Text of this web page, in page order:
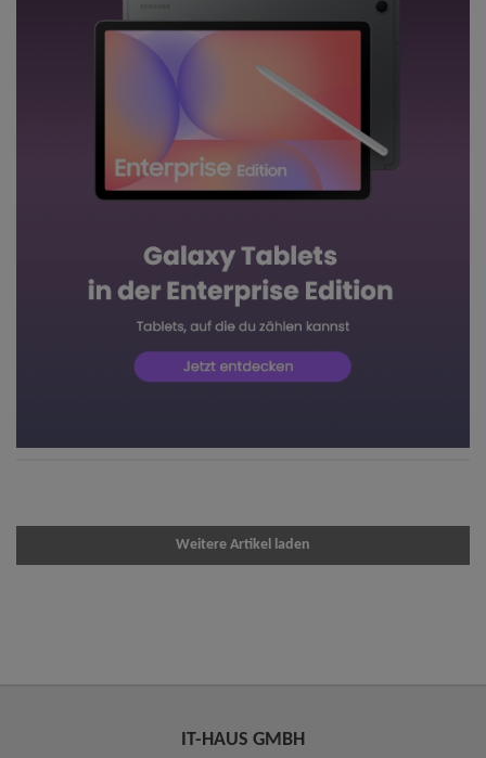
Weitere Artikel laden
IT-HAUS GMBH